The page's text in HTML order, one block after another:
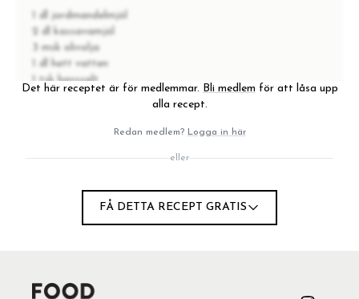
1 dl jordmandelmjöl
2 dl kassavamjöl
3 msk olivolja
1 dl hett vatten
1 tsk havssalt
1 tsk örter provencale
Sätt ugnen på 150°.
3
blanda ihop till en kladdig deg. Låt vila 10 min.
Det här receptet är för medlemmar. Bli medlem för att låsa upp
alla recept.
Redan medlem? Logga in här
eller
FÅ DETTA RECEPT GRATIS